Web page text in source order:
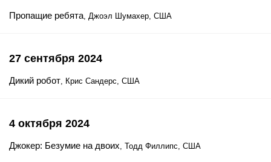
Пропащие ребята, Джоэл Шумахер, США
27 сентября 2024
Дикий робот, Крис Сандерс, США
4 октября 2024
Джокер: Безумие на двоих, Тодд Филлипс, США